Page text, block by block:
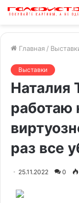
Главная /
Выставки
Наталия
работаю
раз все
25.11.2022 0